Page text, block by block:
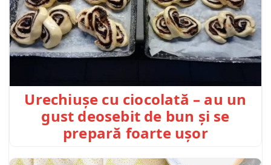
Urechiușe cu ciocolată – au un
gust deosebit de bun și se
prepară foarte ușor